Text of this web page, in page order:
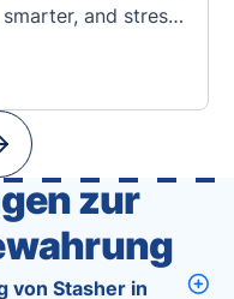
and stress-
App Unique?
combines
becomes as
zur
von Stasher in